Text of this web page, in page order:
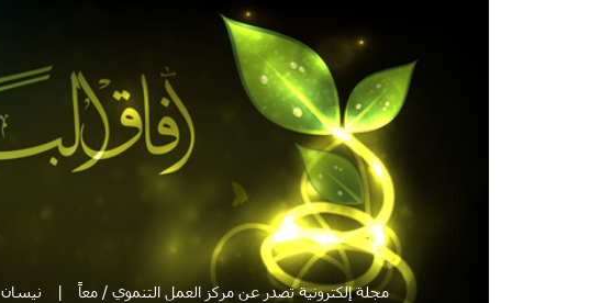
مجلة إلكترونية تصدر عن مركز العمل التنموي / معاً | نيسان 2021 - العدد 133 (2021-04-01)